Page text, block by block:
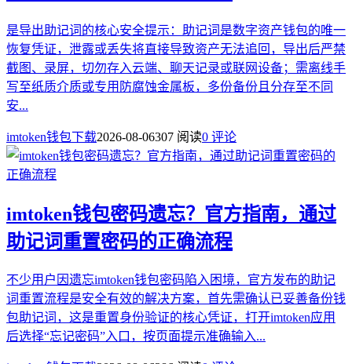
是导出助记词的核心安全提示：助记词是数字资产钱包的唯一
恢复凭证，泄露或丢失将直接导致资产无法追回，导出后严禁
截图、录屏，切勿存入云端、聊天记录或联网设备；需离线手
写至纸质介质或专用防腐蚀金属板，多份备份且分存至不同
安...
imtoken钱包下载2026-08-06307 阅读0 评论
imtoken钱包密码遗忘？官方指南，通过
助记词重置密码的正确流程
不少用户因遗忘imtoken钱包密码陷入困境，官方发布的助记
词重置流程是安全有效的解决方案，首先需确认已妥善备份钱
包助记词，这是重置身份验证的核心凭证，打开imtoken应用
后选择“忘记密码”入口，按页面提示准确输入...